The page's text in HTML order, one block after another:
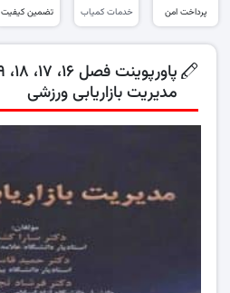
پرداخت امن خدمات کمیاب تضمین کیفیت
مدیریت بازاریابی ورزشی